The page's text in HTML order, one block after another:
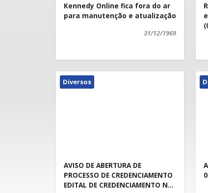
Kennedy Online fica fora do ar
para manutenção e atualização
31/12/1969
Diversos
AVISO DE ABERTURA DE
PROCESSO DE CREDENCIAMENTO
EDITAL DE CREDENCIAMENTO Nº